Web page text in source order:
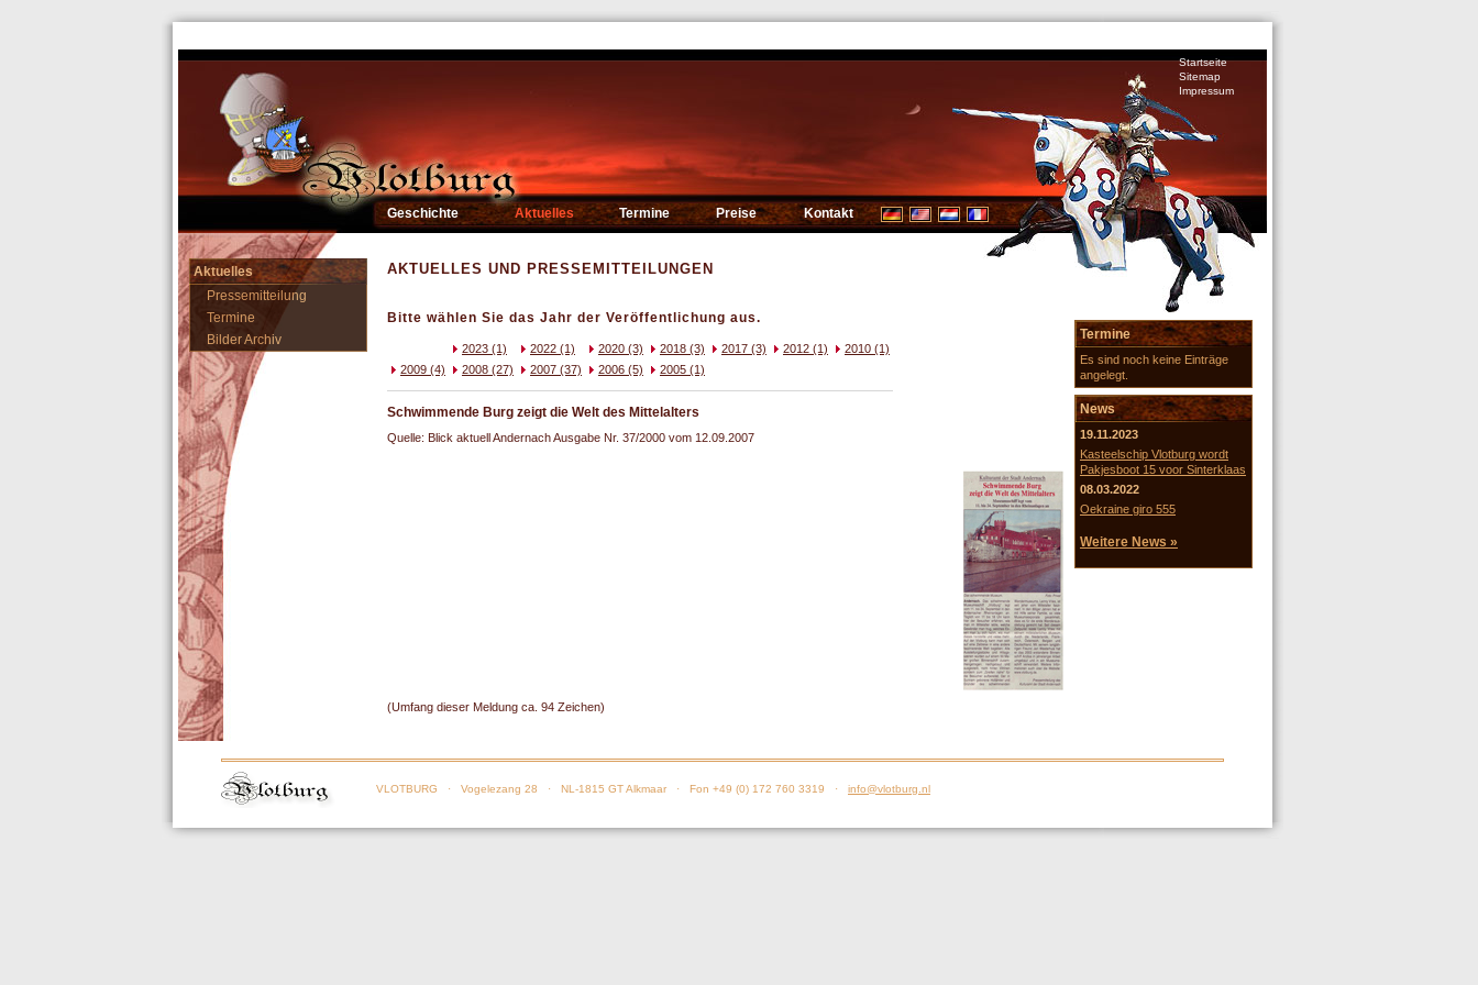
Startseite
Sitemap
Impressum
Geschichte Aktuelles Termine Preise Kontakt
Aktuelles
Pressemitteilung
Termine
Bilder Archiv
AKTUELLES UND PRESSEMITTEILUNGEN
Bitte wählen Sie das Jahr der Veröffentlichung aus.
2023 (1) 2022 (1) 2020 (3) 2018 (3) 2017 (3) 2012 (1)
2010 (1)
2009 (4)
2008 (27) 2007 (37) 2006 (5) 2005 (1)
Schwimmende Burg zeigt die Welt des Mittelalters
Quelle: Blick aktuell Andernach Ausgabe Nr. 37/2000 vom 12.09.2007
(Umfang dieser Meldung ca. 94 Zeichen)
Termine
Es sind noch keine Einträge
angelegt.
News
19.11.2023
Kasteelschip Vlotburg wordt
Pakjesboot 15 voor Sinterklaas
08.03.2022
Oekraine giro 555
Weitere News »
VLOTBURG · Vogelezang 28 · NL-1815 GT Alkmaar · Fon +49 (0) 172 760 3319 · info@vlotburg.nl